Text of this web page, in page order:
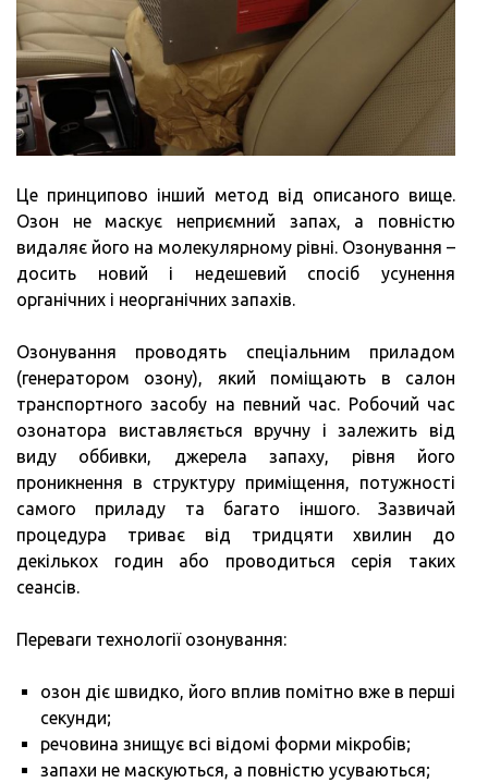
Це принципово інший метод від описаного вище.
Озон не маскує неприємний запах, а повністю
видаляє його на молекулярному рівні. Озонування –
досить новий і недешевий спосіб усунення
органічних і неорганічних запахів.
Озонування проводять спеціальним приладом
(генератором озону), який поміщають в салон
транспортного засобу на певний час. Робочий час
озонатора виставляється вручну і залежить від
виду оббивки, джерела запаху, рівня його
проникнення в структуру приміщення, потужності
самого приладу та багато іншого. Зазвичай
процедура триває від тридцяти хвилин до
декількох годин або проводиться серія таких
сеансів.
Переваги технології озонування:
озон діє швидко, його вплив помітно вже в перші
секунди;
речовина знищує всі відомі форми мікробів;
запахи не маскуються, а повністю усуваються;